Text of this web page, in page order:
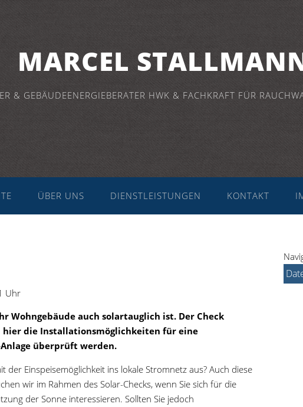
MARCEL
& GEBÄUDEENERGIEBERATER HWK & FACHKRAFT FÜR
ÜBER UNS DIENSTLEISTUNGEN KONTAKT
Uhr
Wohngebäude auch solartauglich ist. Der Check
hier die Installationsmöglichkeiten für eine
überprüft werden.
der Einspeisemöglichkeit ins lokale Stromnetz aus? Auch diese
wir im Rahmen des Solar-Checks, wenn Sie sich für die
der Sonne interessieren. Sollten Sie jedoch